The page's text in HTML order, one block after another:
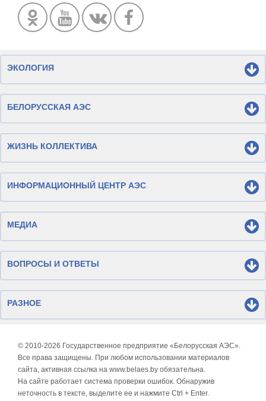
ЭКОЛОГИЯ
БЕЛОРУССКАЯ АЭС
ЖИЗНЬ КОЛЛЕКТИВА
ИНФОРМАЦИОННЫЙ ЦЕНТР АЭС
МЕДИА
ВОПРОСЫ И ОТВЕТЫ
РАЗНОЕ
© 2010-2026 Государственное предприятие «Белорусская АЭС».
Все права защищены. При любом использовании материалов
сайта, активная ссылка на www.belaes.by обязательна.
На сайте работает система проверки ошибок. Обнаружив
неточность в тексте, выделите ее и нажмите Ctrl + Enter.